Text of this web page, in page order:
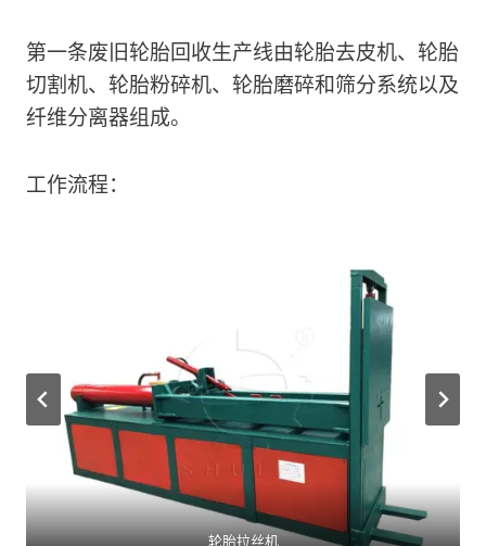
第一条废旧轮胎回收生产线由轮胎去皮机、轮胎
切割机、轮胎粉碎机、轮胎磨碎和筛分系统以及
纤维分离器组成。
工作流程：
轮胎拉丝机